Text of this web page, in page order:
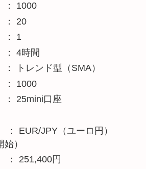
1000
20
1
4時間
ンド型（SMA）
1000
25mini口座
JPY（ユーロ円）
）
251,400円